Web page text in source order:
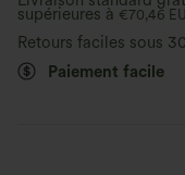
Haute élasticité
supérieures à €70,46
Retours faciles sous
Paiement facile